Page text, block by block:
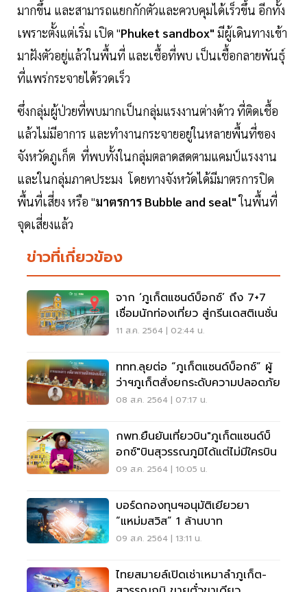
มากขึ้น และสามารถแยกกักตัวและควบคุมได้เร็วขึ้น อีกทั้ง
เพราะตั้งแต่เริ่ม เปิด "Phuket sandbox" มีผู้เดินทางเข้า
มาฝังตัวอยู่แล้วในพื้นที่ และเชื้อที่พบ เป็นเชื้อกลายพันธุ์
ที่แพร่กระจายได้รวดเร็ว
ซึ่งกลุ่มผู้ป่วยที่พบมากเป็นกลุ่มแรงงานต่างด้าว ที่ติดเชื้อ
แล้วไม่มีอาการ และทำงานกระจายอยู่ในหลายพื้นที่ของ
จังหวัดภูเก็ต ที่พบทั้งในกลุ่มตลาดสดตามแคมป์แรงงาน
และในกลุ่มภาคประมง โดยทางจังหวัดได้มีมาตรการปิด
พื้นที่เสี่ยง หรือ "มาตรการ Bubble and seal"ในพื้นที่
จุดเสี่ยงแล้ว
ข่าวที่เกี่ยวข้อง
จาก ‘ภูเก็ตแซนด์บ็อกซ์’ ถึง 7+7
เชื่อมนักท่องเที่ยว สู่กรีนเดสติเนชั่น
11 ส.ค. 2564 | 02:44 น.
ททท.ลุยต่อ “ภูเก็ตแซนด์บ็อกซ์” ผู้
ว่าฯภูเก็ตสั่งยกระดับความปลอดภัย
08 ส.ค. 2564 | 07:17 น.
กพท.ยืนยันเที่ยวบิน"ภูเก็ตแซนด์บ็
อกซ์"บินสุวรรณภูมิได้แต่ไม่มีใครบิน
09 ส.ค. 2564 | 10:05 น.
บอร์ดกองทุนฯอนุมัติเยียวยา
“แหม่มสวิส” 1 ล้านบาท
09 ส.ค. 2564 | 13:11 น.
ไทยสมายล์เปิดเช่าเหมาลำภูเก็ต-